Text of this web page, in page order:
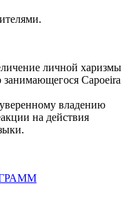
личной харизмы
занимающегося Capoeira
владению
на действия